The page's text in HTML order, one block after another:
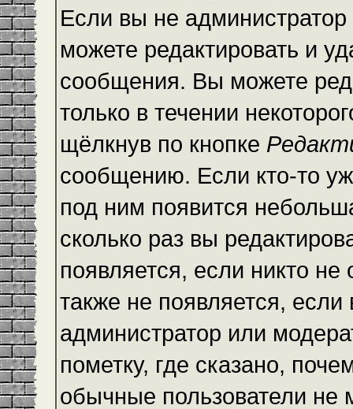
Если вы не
можете редактировать и
сообщения. Вы можете
только в течении
щёлкнув по кнопке
сообщению. Если кто-то
под ним появится
сколько раз вы
появляется, если никто
также не появляется,
администратор или
пометку, где сказано,
обычные пользователи не